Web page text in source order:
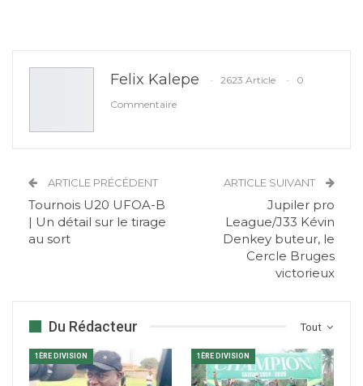
Felix Kalepe 2623 Article
0
Commentaire
ARTICLE PRÉCÉDENT
Tournois U20 UFOA-B
| Un détail sur le tirage
au sort
ARTICLE SUIVANT
Jupiler pro
League/J33 Kévin
Denkey buteur, le
Cercle Bruges
victorieux
Tout
Du Rédacteur
1ÈRE DIVISION 1ÈRE DIVISION